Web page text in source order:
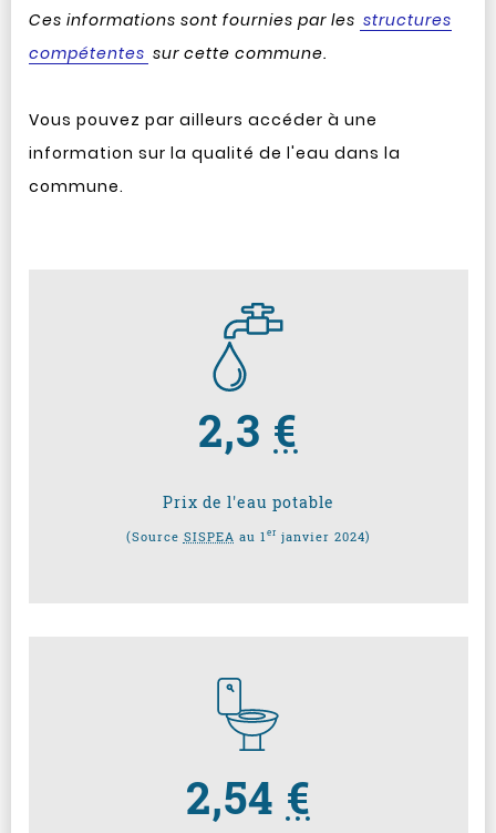
Ces informations sont fournies par les structures
compétentes sur cette commune.
Vous pouvez par ailleurs accéder à une
information sur la qualité de l'eau dans la
commune.
2,3 €
Prix de l'eau potable
(Source SISPEA au 1 er janvier 2024)
2,54 €